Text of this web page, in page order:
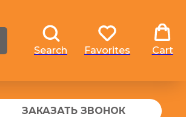
Search
Favorites Cart
ЗАКАЗАТЬ ЗВОНОК